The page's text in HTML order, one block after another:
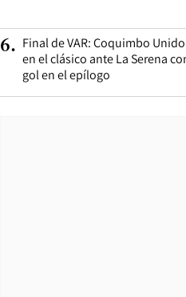
6. Final de VAR: Coquimbo
en el clásico ante La Serena
gol en el epílogo